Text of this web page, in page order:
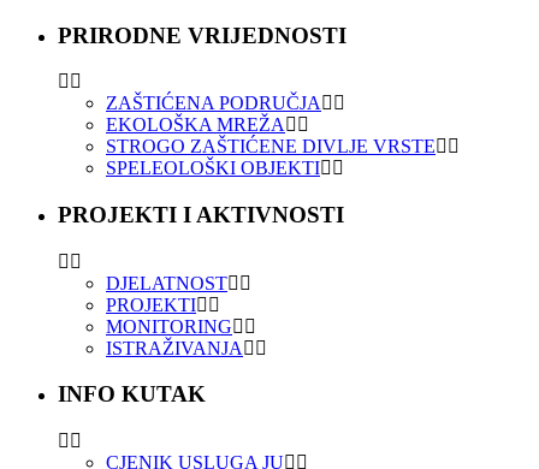
PRIRODNE VRIJEDNOSTI
ZAŠTIĆENA PODRUČJA
EKOLOŠKA MREŽA
STROGO ZAŠTIĆENE DIVLJE VRSTE
SPELEOLOŠKI OBJEKTI
PROJEKTI I AKTIVNOSTI
DJELATNOST
PROJEKTI
MONITORING
ISTRAŽIVANJA
INFO KUTAK
CJENIK USLUGA JU